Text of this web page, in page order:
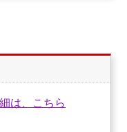
は、こちら